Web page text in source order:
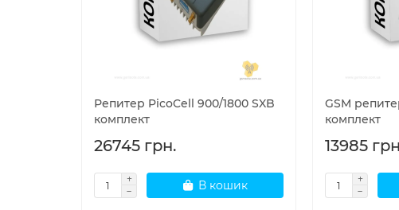
Репитер PicoCell 900/1800 SXB
комплект
26745 грн.
В кошик
GSM
комплект
13985